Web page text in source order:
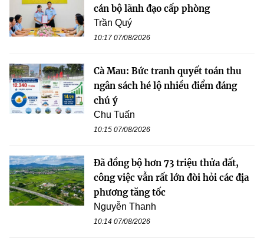
cán bộ lãnh đạo cấp phòng
Trần Quý
10:17 07/08/2026
Cà Mau: Bức tranh quyết toán thu
ngân sách hé lộ nhiều điểm đáng
chú ý
Chu Tuấn
10:15 07/08/2026
Đã đồng bộ hơn 73 triệu thửa đất,
công việc vẫn rất lớn đòi hỏi các địa
phương tăng tốc
Nguyễn Thanh
10:14 07/08/2026